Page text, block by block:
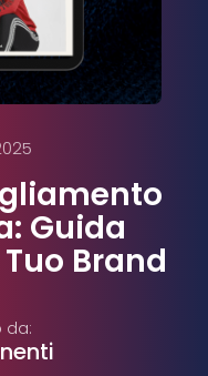
Guida
Brand
da: